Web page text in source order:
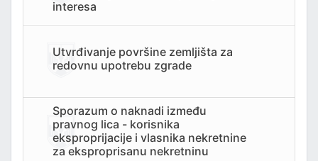
IZBJEGLICE I RASELJENA LICA
interesa
Utvrđivanje površine zemljišta za
redovnu upotrebu zgrade
Sporazum o naknadi između
pravnog lica - korisnika
eksproprijacije i vlasnika nekretnine
za eksproprisanu nekretninu